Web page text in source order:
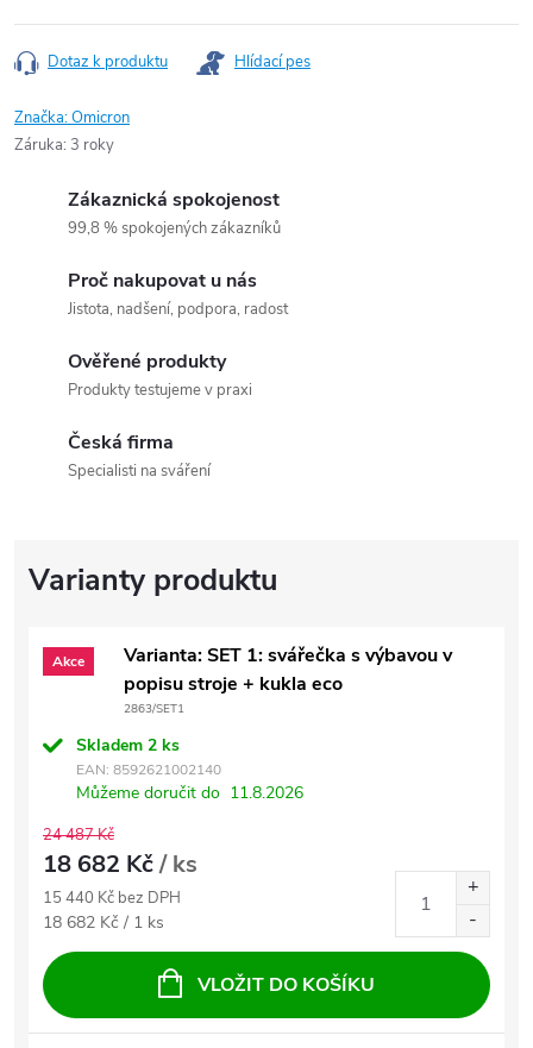
Dotaz k produktu Hlídací pes
Značka:Omicron
Záruka: 3 roky
Zákaznická spokojenost
99,8 % spokojených zákazníků
Proč nakupovat u nás
Jistota, nadšení, podpora, radost
Ověřené produkty
Produkty testujeme v praxi
Česká firma
Specialisti na sváření
Akce
Varianta: SET 1: svářečka s výbavou v
popisu stroje + kukla eco
2863/SET1
Skladem 2 ks
EAN: 8592621002140
Můžeme doručit do 11.8.2026
24 487 Kč
18 682 Kč/ ks
15 440 Kč bez DPH
Měrná cena:
18 682 Kč / 1 ks
VLOŽIT DO KOŠÍKU